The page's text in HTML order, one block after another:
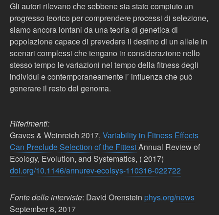
Gli autori rilevano che sebbene sia stato compiuto un
progresso teorico per comprendere processi di selezione,
siamo ancora lontani da una teoria di genetica di
popolazione capace di prevedere il destino di un allele in
scenari complessi che tengano in considerazione nello
stesso tempo le variazioni nel tempo della fitness degli
individui e contemporaneamente l’ influenza che può
generare il resto del genoma.
Riferimenti:
Graves & Weinreich 2017, Variability in Fitness Effects
Can Preclude Selection of the FittestAnnual Review of
Ecology, Evolution, and Systematics, ( 2017)
doi.org/10.1146/annurev-ecolsys-110316-022722
Fonte delle interviste: David Orenstein phys.org/news
September 8, 2017